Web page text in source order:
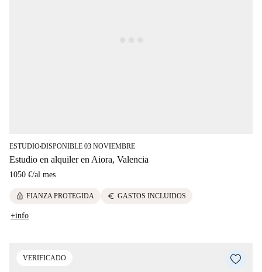
ESTUDIO■DISPONIBLE 03 NOVIEMBRE
Estudio en alquiler en Aiora, Valencia
1050 €/al mes
lock FIANZA PROTEGIDA euro GASTOS INCLUIDOS
+info
VERIFICADO